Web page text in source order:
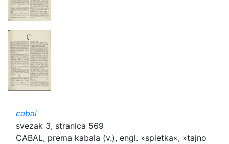
cabal
svezak 3, stranica 569
CABAL, prema kabala (v.), engl. »spletka«, »tajno